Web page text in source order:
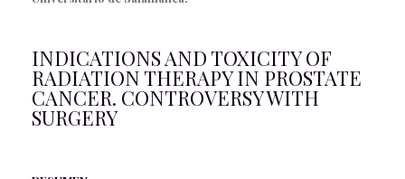
INDICATIONS AND TOXICITY OF
RADIATION THERAPY IN PROSTATE
CANCER. CONTROVERSY WITH
SURGERY